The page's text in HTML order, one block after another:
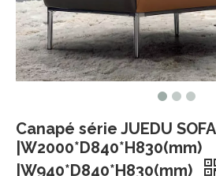
Canapé série JUEDU SOFA
|W2000*D840*H830(mm)
|W940*D840*H830(mm)